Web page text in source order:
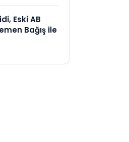
Eski AB
Bağış ile